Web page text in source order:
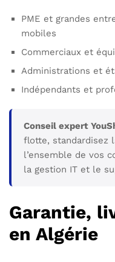
PME et grandes
mobiles
Commerciaux et
Administrations et
Indépendants et
Conseil expert
flotte, standardisez
l’ensemble de vos
la gestion IT et le
Garantie,
en Algérie